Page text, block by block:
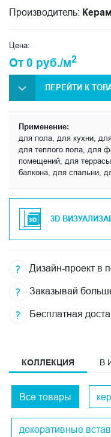
Производитель:
Цена:
От 0 руб./м2
ПЕРЕЙТИ К
Применение:
для пола, для кухни,
для теплого пола, для
помещений, для
балкона, для спальни,
3D
Дизайн-проект в
Заказывай
Бесплатная
КОЛЛЕКЦИЯ В
Все товары
декоративные